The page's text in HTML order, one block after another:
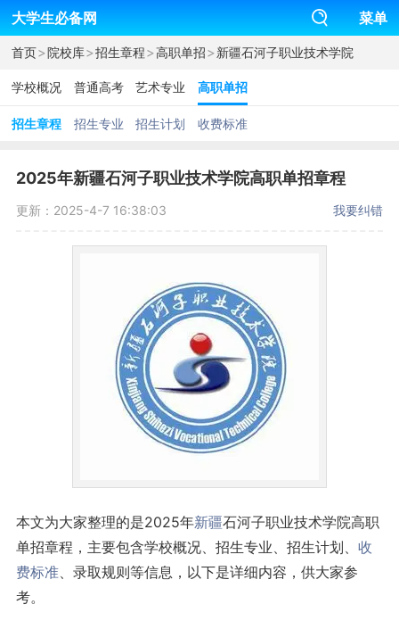
大学生必备网 菜单
首页>院校库>招生章程>高职单招>新疆石河子职业技术学院
学校概况 普通高考 艺术专业 高职单招
招生章程 招生专业 招生计划 收费标准
2025年新疆石河子职业技术学院高职单招章程
更新：2025-4-7 16:38:03 我要纠错
本文为大家整理的是2025年新疆石河子职业技术学院高职
单招章程，主要包含学校概况、招生专业、招生计划、 收
费标准、录取规则等信息，以下是详细内容，供大家参
考。